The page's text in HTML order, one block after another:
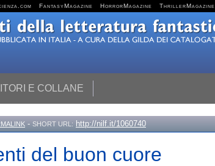
FantasyMagazine HorrorMagazine ThrillerMagazine
E COLLANE
- SHORT URL: http://nilf.it/1060740
del buon cuore